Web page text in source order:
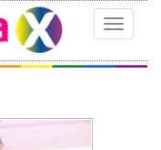
Toggle